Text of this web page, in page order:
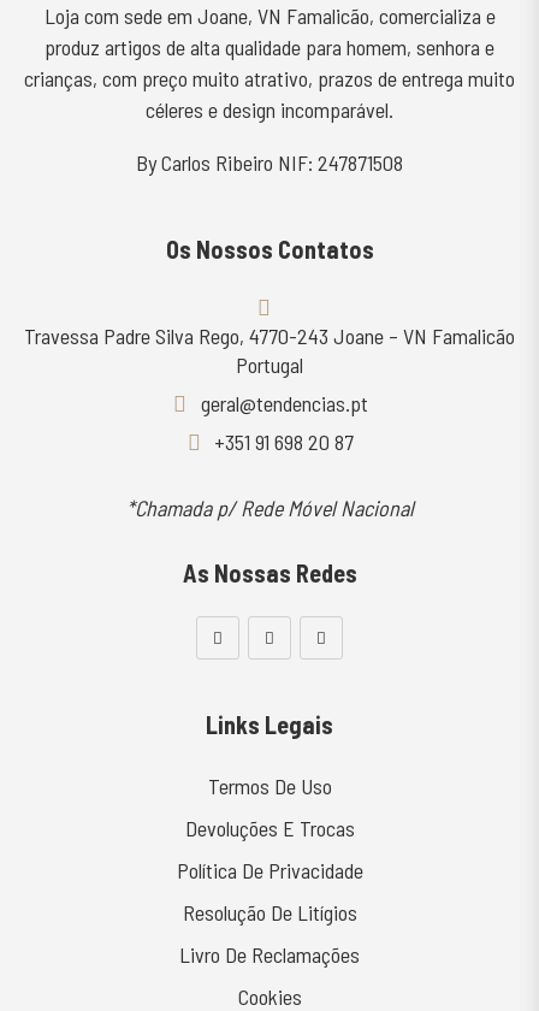
Loja com sede em Joane, VN Famalicão, comercializa e
produz artigos de alta qualidade para homem, senhora e
crianças, com preço muito atrativo, prazos de entrega muito
céleres e design incomparável.
By Carlos Ribeiro NIF: 247871508
Os Nossos Contatos
Travessa Padre Silva Rego, 4770-243 Joane – VN Famalicão
Portugal
geral@tendencias.pt
+351 91 698 20 87
*Chamada p/ Rede Móvel Nacional
As Nossas Redes
Links Legais
Termos De Uso
Devoluções E Trocas
Política De Privacidade
Resolução De Litígios
Livro De Reclamações
Cookies